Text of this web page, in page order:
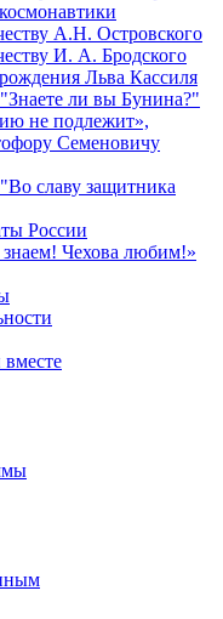
А.Н. Островского
И. А. Бродского
Льва Кассиля
ли вы Бунина?"
не подлежит»,
Семеновичу
славу защитника
России
Чехова любим!»